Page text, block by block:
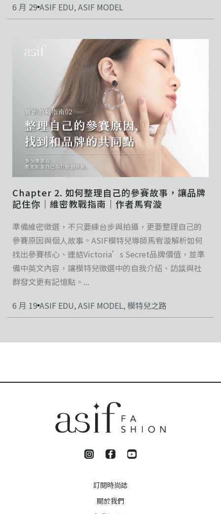
6 月 29 ASIF EDU,ASIF MODEL
Chapter 2. 如何整理自己的參賽故事，讓品牌
記住你｜維密教戰指南｜作者馬宥漩
準備維密徵選，不只要練台步與拍攝，更要整理自己的
參賽原因與個人故事。ASIF模特兒導師馬宥漩解析如何
找出參賽核心、連結Victoria’s Secret品牌價值，並準
備中英文內容，讓模特兒徵選中的自我介紹、訪談與社
群發文更有記憶點。...
6 月 19 ASIF EDU,ASIF MODEL,模特兒之路
訂閱時尚誌
關於我們